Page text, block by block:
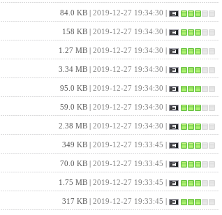
84.0 KB | 2019-12-27 19:34:30 |
158 KB | 2019-12-27 19:34:30 |
1.27 MB | 2019-12-27 19:34:30 |
3.34 MB | 2019-12-27 19:34:30 |
95.0 KB | 2019-12-27 19:34:30 |
59.0 KB | 2019-12-27 19:34:30 |
2.38 MB | 2019-12-27 19:34:30 |
349 KB | 2019-12-27 19:33:45 |
70.0 KB | 2019-12-27 19:33:45 |
1.75 MB | 2019-12-27 19:33:45 |
317 KB | 2019-12-27 19:33:45 |